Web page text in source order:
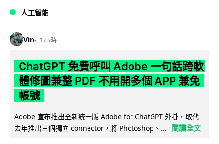
人工智能
Vin 1 小時
ChatGPT 免費呼叫 Adobe 一句話跨軟
體修圖兼整 PDF 不用開多個 APP 兼免
帳號
Adobe 宣布推出全新統一版 Adobe for ChatGPT 外掛，取代
去年推出三個獨立 connector，將 Photoshop、...
閱讀全文